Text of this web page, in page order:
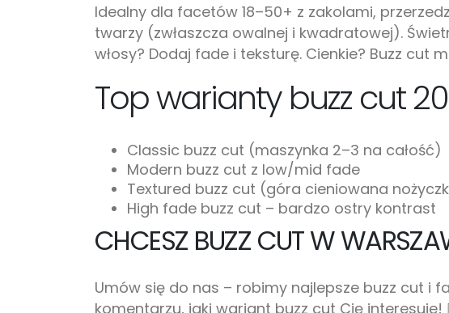
Idealny dla facetów 18–50+ z zakolami,
twarzy (zwłaszcza owalnej i kwadratowej).
włosy? Dodaj fade i teksturę. Cienkie? Buzz cut
Top warianty buzz cut
Classic buzz cut (maszynka 2–3 na całość)
Modern buzz cut z low/mid fade
Textured buzz cut (góra cieniowana
High fade buzz cut – bardzo ostry kontrast
CHCESZ BUZZ CUT W
Umów się do nas – robimy najlepsze buzz cut i
komentarzu, jaki wariant buzz cut Cię interesuje!